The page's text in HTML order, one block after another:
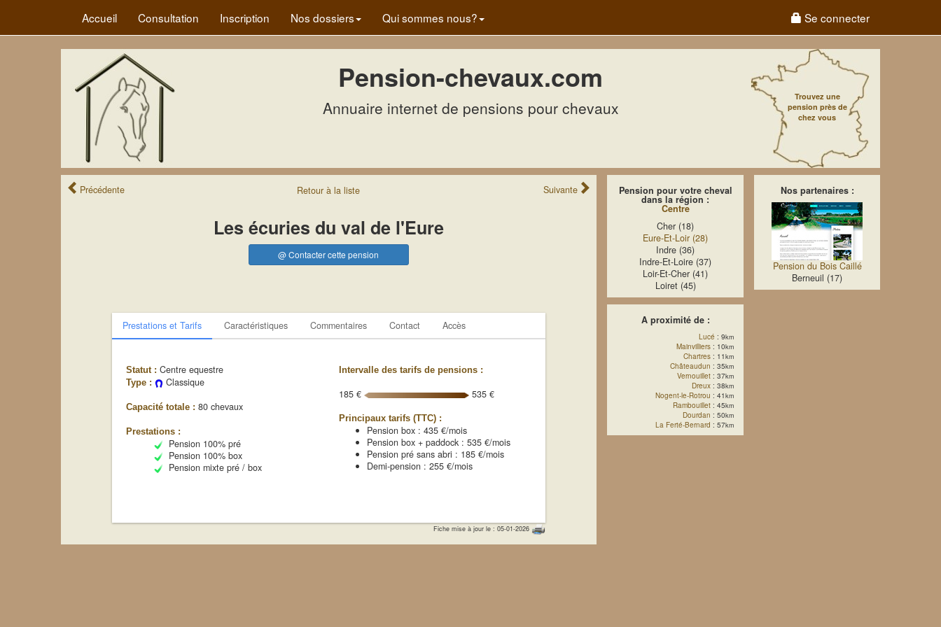
Accueil Consultation Inscription Nos dossiers Qui sommes nous? Se connecter
Pension-chevaux.com
Annuaire internet de pensions pour chevaux
Trouvez une
pension près de
chez vous
Précédente Retourà laliste Suivante
Les écuries du val de l'Eure
@ Contacter cette pension
Prestations et Tarifs Caractéristiques Commentaires Contact Accès
Statut : Centre equestre
Type : Classique
Capacité totale : 80 chevaux
Prestations :
Pension 100% pré
Pension 100% box
Pension mixte pré / box
Intervalle des tarifs de pensions :
185 € 535 €
Principaux tarifs (TTC) :
Pension box : 435 €/mois
Pension box + paddock : 535 €/mois
Pension pré sans abri : 185 €/mois
Demi-pension : 255 €/mois
Fiche mise à jour le : 05-01-2026
Pension pour votre cheval
dans la région :
Centre
Cher (18)
Eure-Et-Loir (28)
Indre (36)
Indre-Et-Loire (37)
Loir-Et-Cher (41)
Loiret (45)
A proximité de :
Lucé : 9km
Mainvilliers : 10km
Chartres : 11km
Châteaudun : 35km
Vernouillet : 37km
Dreux : 38km
Nogent-le-Rotrou : 41km
Rambouillet : 45km
Dourdan : 50km
La Ferté-Bernard : 57km
Nos partenaires :
Pension du Bois Caillé
Berneuil (17)